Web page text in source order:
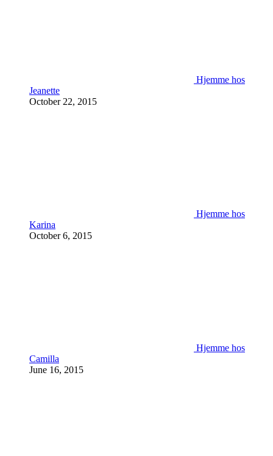
Hjemme hos
Jeanette
October 22, 2015
Hjemme hos
Karina
October 6, 2015
Hjemme hos
Camilla
June 16, 2015